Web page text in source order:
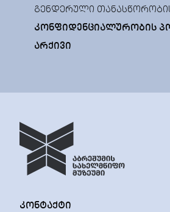
ᲒᲔᲜᲓᲔᲠᲣᲚᲘ
ᲙᲝᲜᲤᲘᲓᲔᲜᲪᲘᲐᲚᲣᲠᲝᲑᲘᲡ
ᲐᲠᲥᲘᲕᲘ
ᲙᲝᲜᲢᲐᲥᲢᲘ